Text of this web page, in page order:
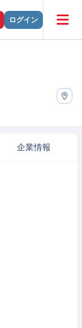
ログイン
企業情報